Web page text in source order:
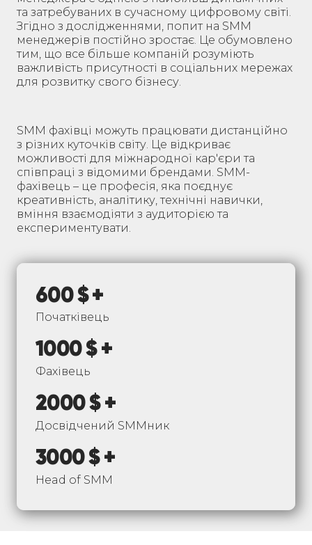
та затребуваних в сучасному цифровому світі.
Згідно з дослідженнями, попит на SMM
менеджерів постійно зростає. Це обумовлено
тим, що все більше компаній розуміють
важливість присутності в соціальних мережах
для розвитку свого бізнесу.
SMM фахівці можуть працювати дистанційно
з різних куточків світу. Це відкриває
можливості для міжнародної кар'єри та
співпраці з відомими брендами. SMM-
фахівець – це професія, яка поєднує
креативність, аналітику, технічні навички,
вміння взаємодіяти з аудиторією та
експериментувати.
600 $ +
Початківець
1000 $ +
Фахівець
2000 $ +
Досвідчений SMMник
3000 $ +
Head of SMM